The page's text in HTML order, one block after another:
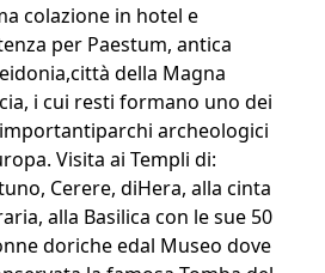
colazione in hotel e
per Paestum, antica
della Magna
i cui resti formano uno dei
archeologici
Visita ai Templi di:
Cerere, diHera, alla cinta
alla Basilica con le sue 50
doriche edal Museo dove